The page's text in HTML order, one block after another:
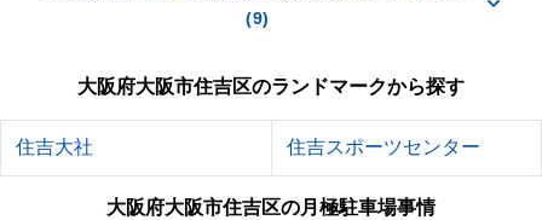
(9)
大阪府大阪市住吉区のランドマークから探す
住吉大社 住吉スポーツセンター
大阪府大阪市住吉区の月極駐車場事情